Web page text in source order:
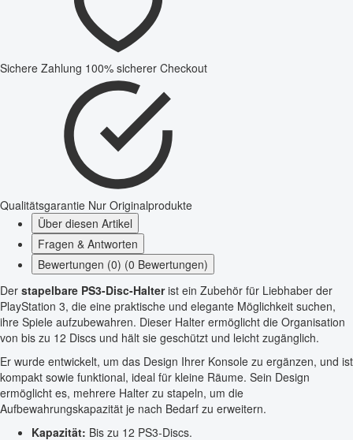
Sichere Zahlung 100% sicherer Checkout
Qualitätsgarantie Nur Originalprodukte
Über diesen Artikel
Fragen & Antworten
Bewertungen (0) (0 Bewertungen)
Der stapelbare PS3-Disc-Halterist ein Zubehör für Liebhaber der
PlayStation 3, die eine praktische und elegante Möglichkeit suchen,
ihre Spiele aufzubewahren. Dieser Halter ermöglicht die Organisation
von bis zu 12 Discs und hält sie geschützt und leicht zugänglich.
Er wurde entwickelt, um das Design Ihrer Konsole zu ergänzen, und ist
kompakt sowie funktional, ideal für kleine Räume. Sein Design
ermöglicht es, mehrere Halter zu stapeln, um die
Aufbewahrungskapazität je nach Bedarf zu erweitern.
Kapazität: Bis zu 12 PS3-Discs.